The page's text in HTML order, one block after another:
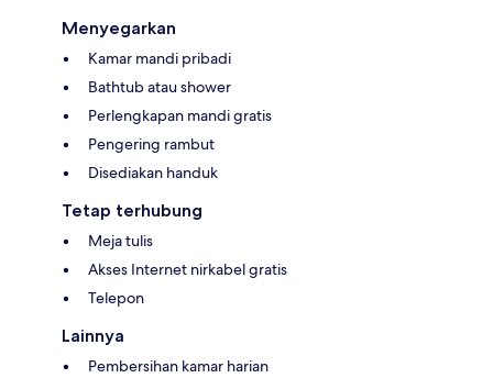
Menyegarkan
Kamar mandi pribadi
Bathtub atau shower
Perlengkapan mandi gratis
Pengering rambut
Disediakan handuk
Tetap terhubung
Meja tulis
Akses Internet nirkabel gratis
Telepon
Lainnya
Pembersihan kamar harian